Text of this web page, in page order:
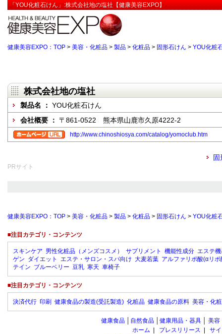
「YOU化粧石けん」:株式会社地の塩社【健康美容EXPO】
健康美容EXPO：TOP > 美容・化粧品 > 製品 > 化粧品 > 固形石けん > YOU化粧
株式会社地の塩社
製品名 ： YOU化粧石けん
会社概要 ： 〒861-0522 熊本県山鹿市久原4222-2
http://www.chinoshiosya.com/catalog/yomoclub.htm
固
PRサイト
健康美容EXPO：TOP > 美容・化粧品 > 製品 > 化粧品 > 固形石けん > YOU化粧
■注目カテゴリ・コンテンツ
スキンケア 男性化粧品（メンズコスメ） サプリメント 機能性成分 エステ
ゲン ダイエット エステ・サロン・スパ向け 大麦若葉 アルファリポ酸(αリポ
テイン ブルーベリー 豆乳 寒天 車椅子
■注目カテゴリ・コンテンツ
決済代行 印刷 健康食品の製造(受託製造) 化粧品 健康食品の原料 美容・化
健康食品 自然食品 健康用品・器具 美容
ホーム
プレスリリース
サ